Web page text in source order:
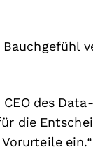
CEO des
die
ein.“